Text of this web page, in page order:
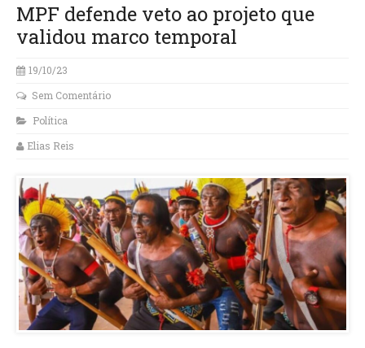
MPF defende veto ao projeto que
validou marco temporal
19/10/23
Sem Comentário
Política
Elias Reis